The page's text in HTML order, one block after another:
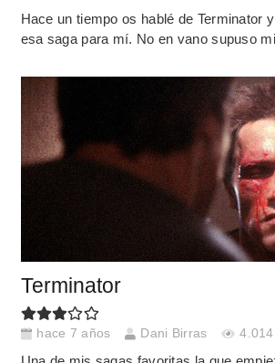
Hace un tiempo os hablé de Terminator
esa saga para mí. No en vano supuso
Terminator
hace 7 años Dani Birras 4.014